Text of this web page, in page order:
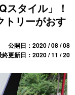
スタイル」！
トリーがおす
公開日：2020 / 08 / 08
終更新日：2020 / 11 / 20